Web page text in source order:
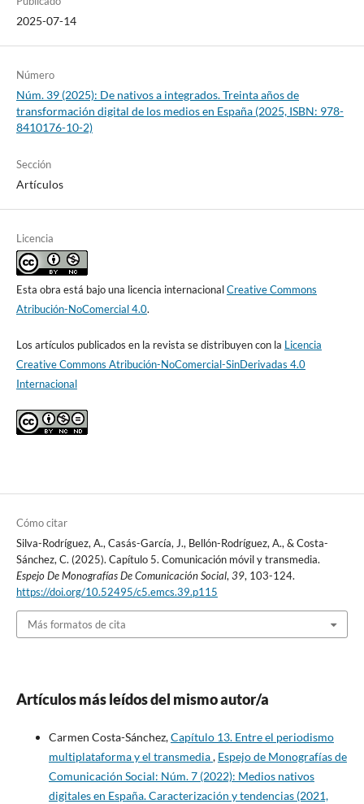
2025-07-14
Número
Núm. 39 (2025): De nativos a integrados. Treinta años de
transformación digital de los medios en España (2025, ISBN: 978-
8410176-10-2)
Sección
Artículos
Licencia
Esta obra está bajo una licencia internacionalCreative Commons
Atribución-NoComercial 4.0.
Los artículos publicados en la revista se distribuyen con la Licencia
Creative Commons Atribución-NoComercial-SinDerivadas 4.0
Internacional
Cómo citar
Silva-Rodríguez, A., Casás-García, J., Bellón-Rodríguez, A., & Costa-
Sánchez, C. (2025). Capítulo 5. Comunicación móvil y transmedia.
Espejo De Monografías De Comunicación Social, 39, 103-124.
https://doi.org/10.52495/c5.emcs.39.p115
Más formatos de cita
Artículos más leídos del mismo autor/a
Carmen Costa-Sánchez,Capítulo 13. Entre el periodismo
multiplataforma y el transmedia, Espejo de Monografías de
Comunicación Social: Núm. 7 (2022): Medios nativos
digitales en España. Caracterización y tendencias (2021,